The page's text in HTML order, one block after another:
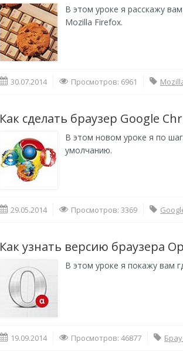
В этом уроке я расскажу
Mozilla Firefox.
30.07.2014 Просмотров: 6961
Как сделать браузер Google
В этом новом уроке я по
умолчанию.
29.05.2014 Просмотров: 3369
Как узнать версию браузера
В этом уроке я покажу вам
19.09.2014 Просмотров: 46877